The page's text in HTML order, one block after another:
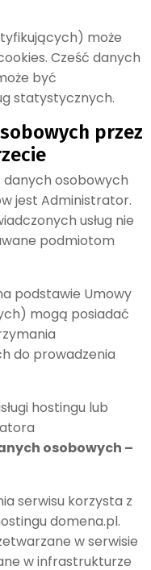
może
Cześć danych
być
statystycznych.
przez
osobowych
jest Administrator.
usług nie
podmiotom
podstawie Umowy
mogą posiadać
do prowadzenia
hostingu lub
osobowych –
serwisu korzysta z
domena.pl.
w serwisie
w infrastrukturze